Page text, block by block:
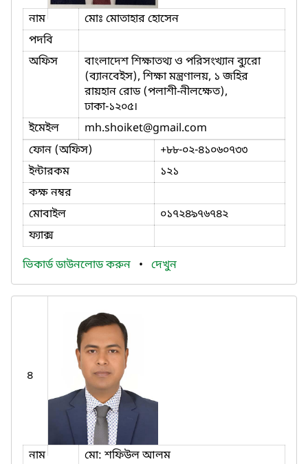
নাম
মোঃ মোতাহার হোসেন
পদবি
অফিস
বাংলাদেশ শিক্ষাতথ্য ও পরিসংখ্যান ব্যুরো
(ব্যানবেইস), শিক্ষা মন্ত্রণালয়, ১ জহির
রায়হান রোড (পলাশী-নীলক্ষেত),
ঢাকা-১২০৫।
ইমেইল
mh.shoiket@gmail.com
ফোন (অফিস)
+৮৮-০২-৪১০৬০৭৩৩
ইন্টারকম
১২১
কক্ষ নম্বর
মোবাইল
০১৭২৪৯৭৬৭৪২
ফ্যাক্স
ভিকার্ড ডাউনলোড করুন • দেখুন
৪
নাম
মো: শফিউল আলম